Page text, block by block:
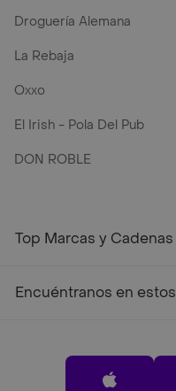
Droguería Alemana
La Rebaja
Oxxo
El Irish - Pola Del Pub
DON ROBLE
Top Marcas y
Encuéntranos en